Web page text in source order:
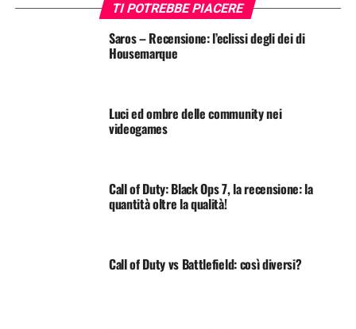
TI POTREBBE PIACERE
Saros – Recensione: l’eclissi degli dei di
Housemarque
Luci ed ombre delle community nei
videogames
Call of Duty: Black Ops 7, la recensione: la
quantità oltre la qualità!
Call of Duty vs Battlefield: così diversi?